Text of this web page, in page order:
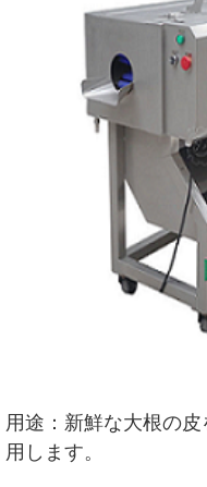
用途：新鮮な大根の
用します。